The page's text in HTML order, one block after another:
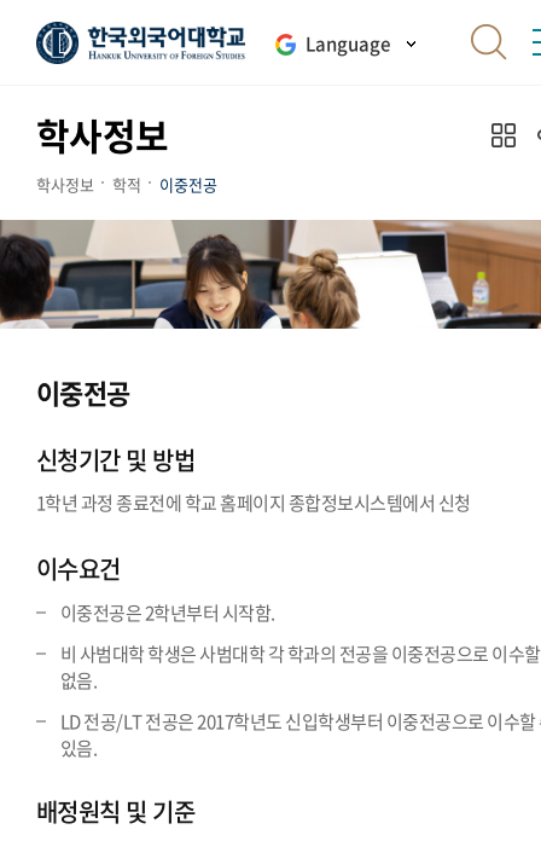
Language
학사정보
학사정보 학적 이중전공
이중전공
신청기간 및 방법
1학년 과정 종료전에 학교 홈페이지 종합정보시스템에서 신청
이수요건
이중전공은 2학년부터 시작함.
비 사범대학 학생은 사범대학 각 학과의 전공을 이중전공으로 이수
없음.
LD 전공/LT 전공은 2017학년도 신입학생부터 이중전공으로 이수할
있음.
배정원칙 및 기준